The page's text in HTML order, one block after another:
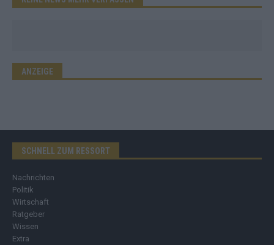
ANZEIGE
SCHNELL ZUM RESSORT
Nachrichten
Politik
Wirtschaft
Ratgeber
Wissen
Extra